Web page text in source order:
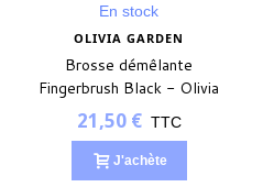
En stock
OLIVIA GARDEN
Brosse démêlante
Fingerbrush Black - Olivia
Garden - LARGE
21,50 € TTC
J'achète